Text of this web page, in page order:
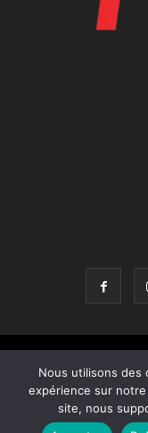
Nous utilisons des
expérience sur
site, nous